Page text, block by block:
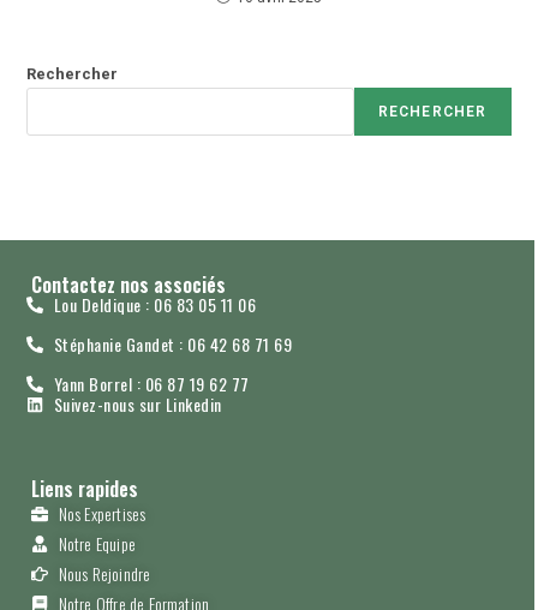
Rechercher
RECHERCHER
Contactez nos associés
Lou Deldique : 06 83 05 11 06
Stéphanie Gandet : 06 42 68 71 69
Yann Borrel : 06 87 19 62 77
Suivez-nous sur Linkedin
Liens rapides
Nos Expertises
Notre Equipe
Nous Rejoindre
Notre Offre de Formation